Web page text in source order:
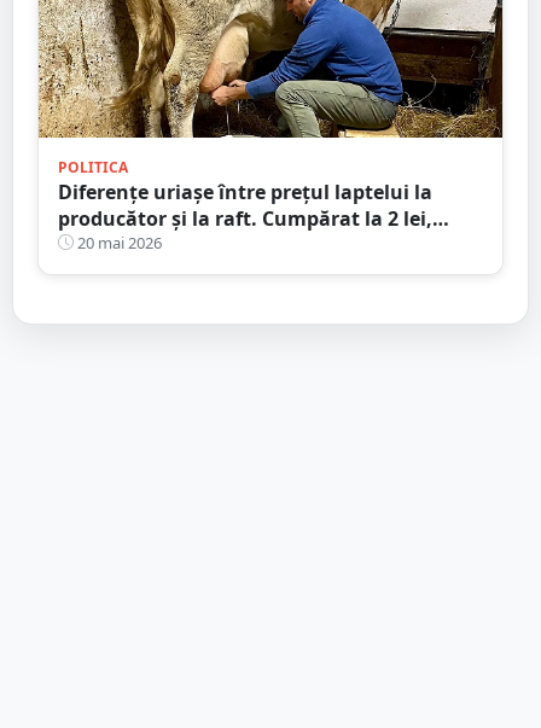
POLITICA
Diferențe uriașe între prețul laptelui la
producător și la raft. Cumpărat la 2 lei,
vândut la 11 lei! Amenzi de milioane de
euro
20 mai 2026